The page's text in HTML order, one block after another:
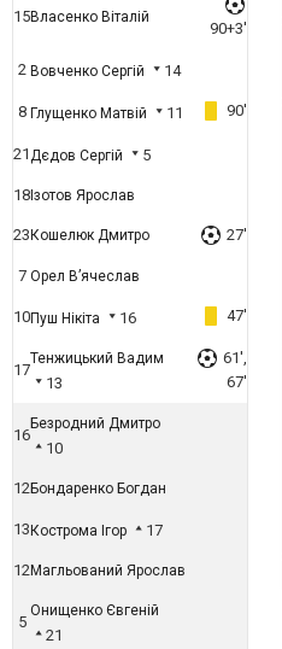
15Власенко Віталій
90+3'
2 Вовченко Сергій 14
8 Глущенко Матвій 11 90'
21Дєдов Сергій 5
18 Ізотов Ярослав
23 Кошелюк Дмитро 27'
7 Орел В’ячеслав
10Пуш Нікіта 16 47'
17
Тенжицький Вадим
13
61',
67'
16
Безродний Дмитро
10
12Бондаренко Богдан
13 Кострома Ігор 17
12Магльований Ярослав
5
Онищенко Євгеній
21